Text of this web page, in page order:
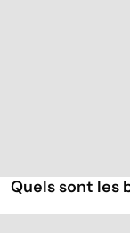
Quels sont les